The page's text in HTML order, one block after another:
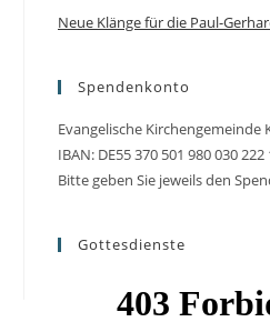
Neue Klänge für die Paul-
Spendenkonto
Evangelische Kirchengemeinde
IBAN: DE55 370 501 980 030 222
Bitte geben Sie jeweils den
Gottesdienste